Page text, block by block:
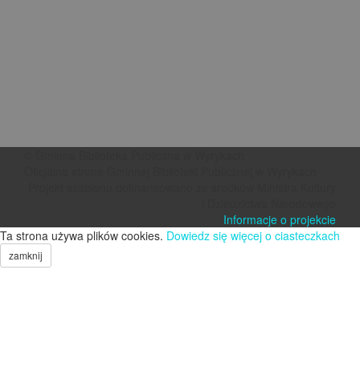
Informacje o projekcie
Ta strona używa plików cookies. Dowiedz się więcej o ciasteczkach
zamknij